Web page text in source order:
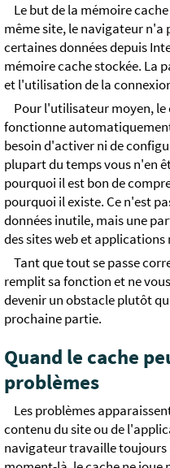
Le but de la mémoire
même site, le navigateur n'a
certaines données depuis
mémoire cache stockée. La
et l'utilisation de la
Pour l'utilisateur moyen, le
fonctionne
besoin d'activer ni de
plupart du temps vous n'en
pourquoi il est bon de
pourquoi il existe. Ce n'est
données inutile, mais une
des sites web et applications
Tant que tout se passe
remplit sa fonction et ne
devenir un obstacle plutôt
prochaine partie.
Quand le cache
problèmes
Les problèmes
contenu du site ou de
navigateur travaille toujours